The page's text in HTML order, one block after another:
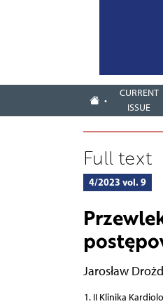
CURRENT
ISSUE
Full text
4/2023 vol. 9
Jarosław
II Klinika